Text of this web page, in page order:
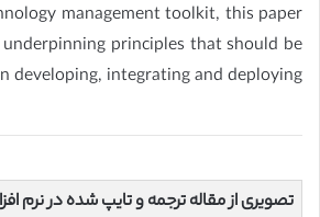
management toolkit, this paper
principles that should be
developing, integrating and deploying
تصویری از مقاله ترجمه و تایپ شده در نرم